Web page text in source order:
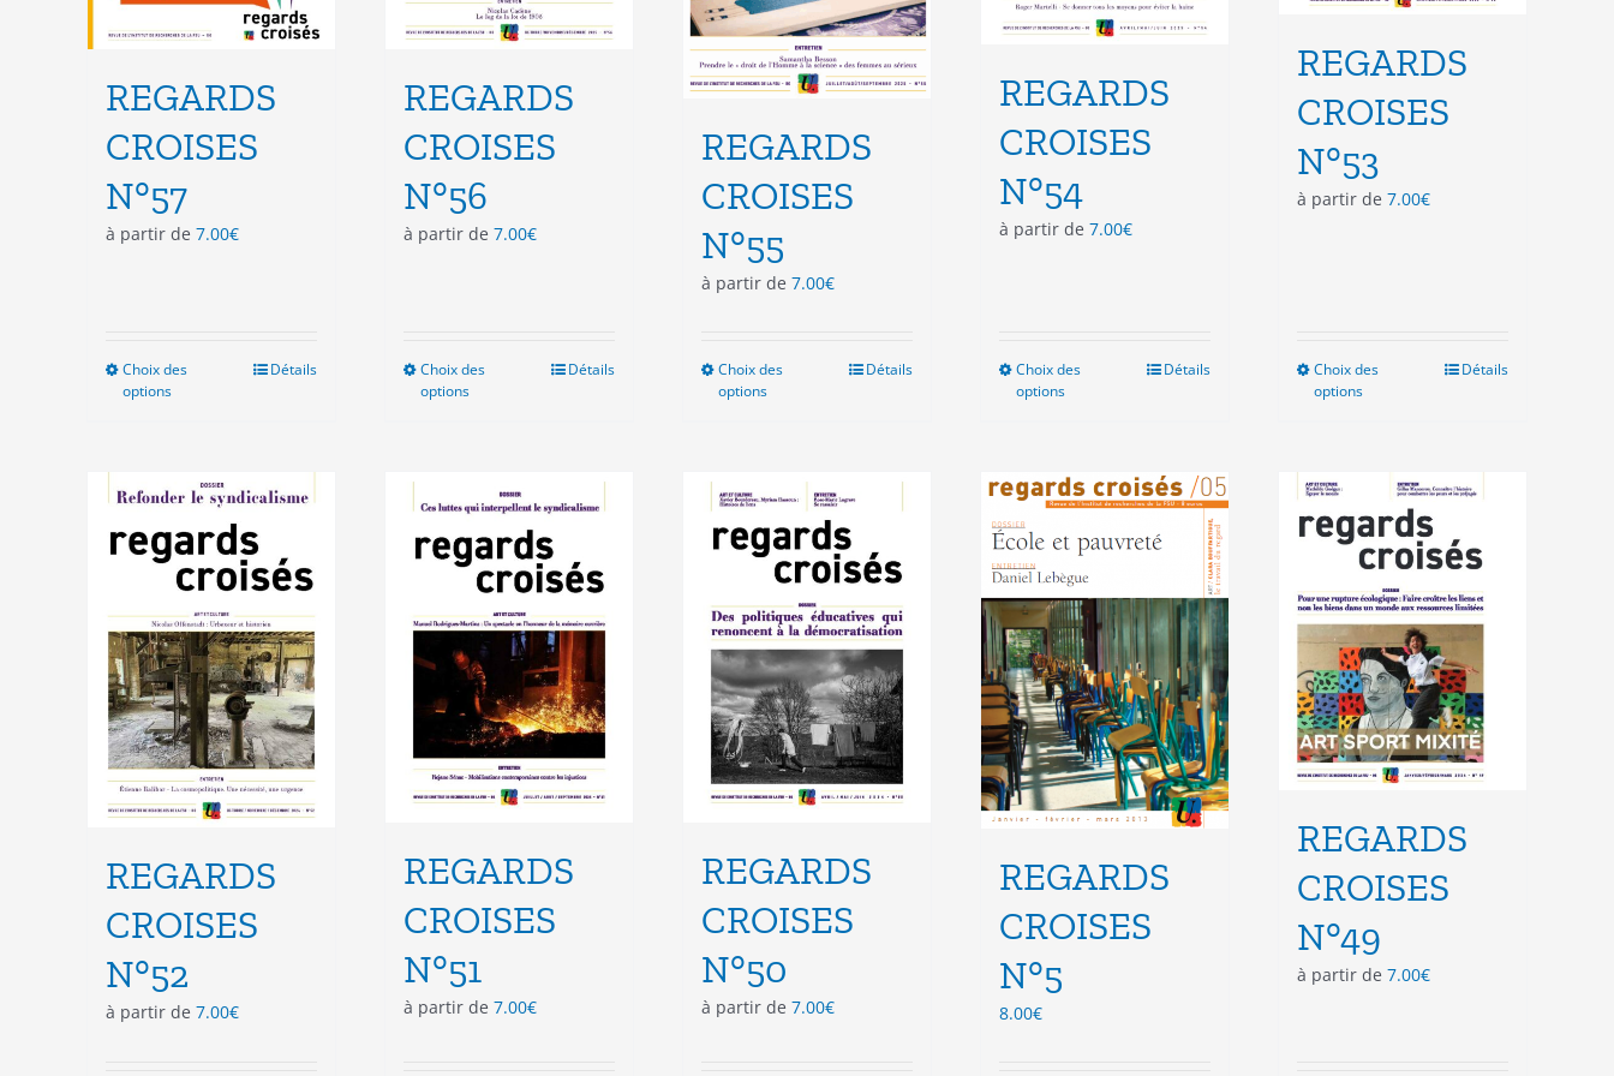
REGARDS
CROISES
N°57
à partir de 7.00€
Choix des
options
Les
options
peuvent
être
choisies
sur
la
page
du
produit
Détails
REGARDS
CROISES
N°56
à partir de 7.00€
Choix des
options
Les
options
peuvent
être
choisies
sur
la
page
du
produit
Détails
REGARDS
CROISES
N°55
à partir de 7.00€
Choix des
options
variations.
Les
options
peuvent
être
choisies
sur
la
page
du
produit
Détails
REGARDS
CROISES
N°54
à partir de 7.00€
Choix des
options
variations.
Les
options
peuvent
choisies
sur
la
page
du
produit
Détails
REGARDS
CROISES
N°53
à partir de 7.00€
Choix des
options
variations.
Les
options
peuvent
choisies
sur
la
page
du
produit
Détails
REGARDS
CROISES
N°52
à partir de 7.00€
REGARDS
CROISES
N°51
à partir de 7.00€
REGARDS
CROISES
N°50
à partir de 7.00€
REGARDS
CROISES
N°5
8.00€
REGARDS
CROISES
N°49
à partir de 7.00€